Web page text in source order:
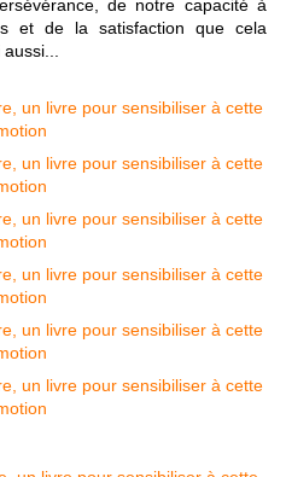
de notre capacité à
et de la satisfaction que cela